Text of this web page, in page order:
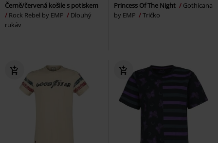
Černě/červená košile s potiskem
Rock Rebel by EMP
Dlouhý
rukáv
Princess Of The Night
Gothicana
by EMP
Tričko